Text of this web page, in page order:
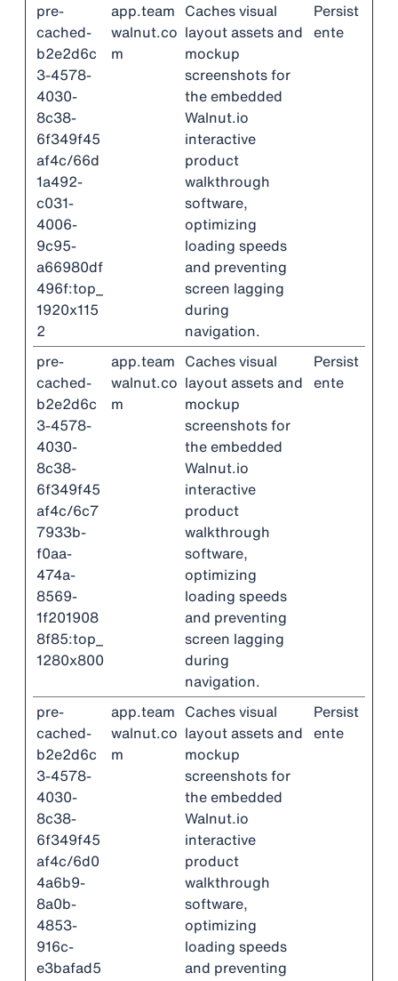
pre-
cached-
b2e2d6c
3-4578-
4030-
8c38-
6f349f45
af4c/66d
1a492-
c031-
4006-
9c95-
a66980df
496f:top_
1920x115
2
app.team
walnut.co
m
Caches visual
layout assets and
mockup
screenshots for
the embedded
Walnut.io
interactive
product
walkthrough
software,
optimizing
loading speeds
and preventing
screen lagging
during
navigation.
Persist
ente
pre-
cached-
b2e2d6c
3-4578-
4030-
8c38-
6f349f45
af4c/6c7
7933b-
f0aa-
474a-
8569-
1f201908
8f85:top_
1280x800
app.team
walnut.co
m
Caches visual
layout assets and
mockup
screenshots for
the embedded
Walnut.io
interactive
product
walkthrough
software,
optimizing
loading speeds
and preventing
screen lagging
during
navigation.
Persist
ente
pre-
cached-
b2e2d6c
3-4578-
4030-
8c38-
6f349f45
af4c/6d0
4a6b9-
8a0b-
4853-
916c-
e3bafad5
app.team
walnut.co
m
Caches visual
layout assets and
mockup
screenshots for
the embedded
Walnut.io
interactive
product
walkthrough
software,
optimizing
loading speeds
and preventing
Persist
ente